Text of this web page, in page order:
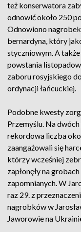
też konserwatora
odnowić około 250
Odnowiono
bernardyna, który
styczniowym. A
powstania
zaboru rosyjskiego
ordynacji łańcuckiej.
Podobne kwesty
Przemyślu. Na
rekordowa liczba
zaangażowali się
którzy wcześniej
zapłonęły na
zapomnianych. W
raz 29. z
nagrobków w
Jaworowie na